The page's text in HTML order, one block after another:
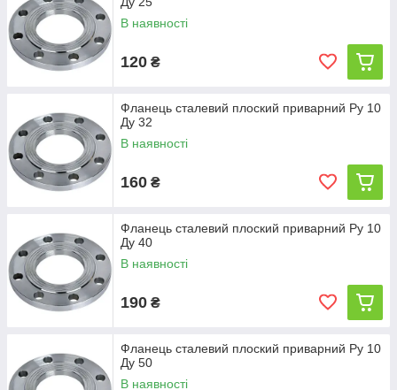
В наявності
120 ₴
Фланець сталевий плоский приварний Ру 10
Ду 32
В наявності
160 ₴
Фланець сталевий плоский приварний Ру 10
Ду 40
В наявності
190 ₴
Фланець сталевий плоский приварний Ру 10
Ду 50
В наявності